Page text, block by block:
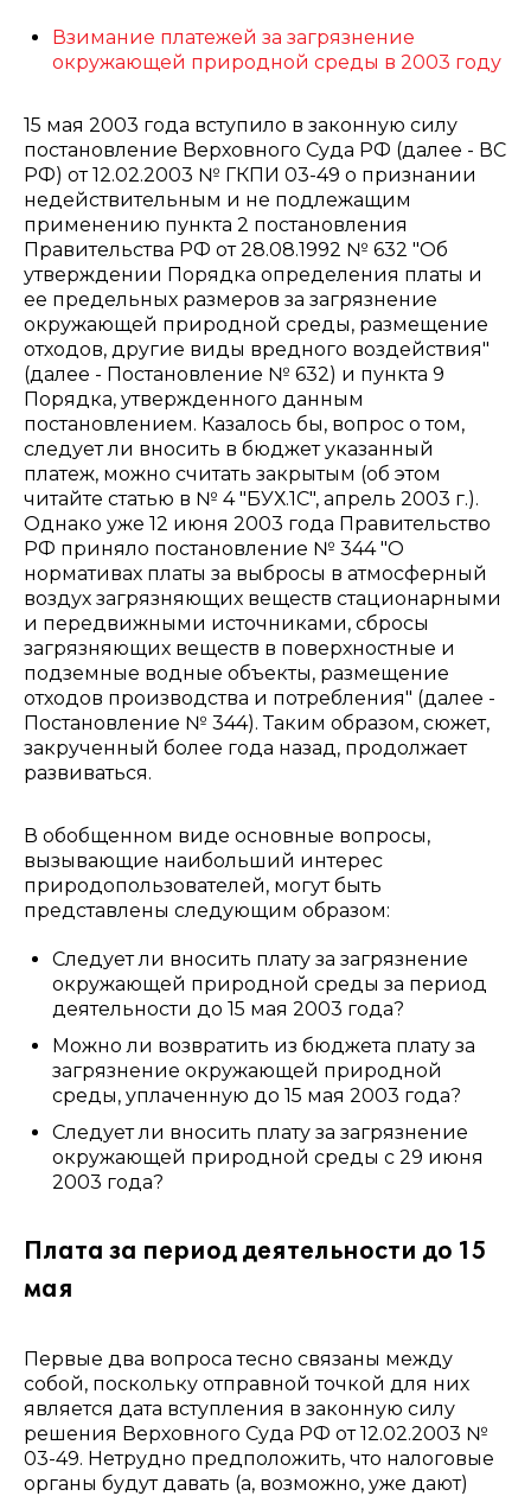
Взимание платежей за загрязнение
окружающей природной среды в 2003 году
15 мая 2003 года вступило в законную силу
постановление Верховного Суда РФ (далее - ВС
РФ) от 12.02.2003 № ГКПИ 03-49 о признании
недействительным и не подлежащим
применению пункта 2 постановления
Правительства РФ от 28.08.1992 № 632 "Об
утверждении Порядка определения платы и
ее предельных размеров за загрязнение
окружающей природной среды, размещение
отходов, другие виды вредного воздействия"
(далее - Постановление № 632) и пункта 9
Порядка, утвержденного данным
постановлением. Казалось бы, вопрос о том,
следует ли вносить в бюджет указанный
платеж, можно считать закрытым (об этом
читайте статью в № 4 "БУХ.1С", апрель 2003 г.).
Однако уже 12 июня 2003 года Правительство
РФ приняло постановление № 344 "О
нормативах платы за выбросы в атмосферный
воздух загрязняющих веществ стационарными
и передвижными источниками, сбросы
загрязняющих веществ в поверхностные и
подземные водные объекты, размещение
отходов производства и потребления" (далее -
Постановление № 344). Таким образом, сюжет,
закрученный более года назад, продолжает
развиваться.
В обобщенном виде основные вопросы,
вызывающие наибольший интерес
природопользователей, могут быть
представлены следующим образом:
Следует ли вносить плату за загрязнение
окружающей природной среды за период
деятельности до 15 мая 2003 года?
Можно ли возвратить из бюджета плату за
загрязнение окружающей природной
среды, уплаченную до 15 мая 2003 года?
Следует ли вносить плату за загрязнение
окружающей природной среды с 29 июня
2003 года?
Плата за период деятельности до 15
мая
Первые два вопроса тесно связаны между
собой, поскольку отправной точкой для них
является дата вступления в законную силу
решения Верховного Суда РФ от 12.02.2003 №
03-49. Нетрудно предположить, что налоговые
органы будут давать (а, возможно, уже дают)